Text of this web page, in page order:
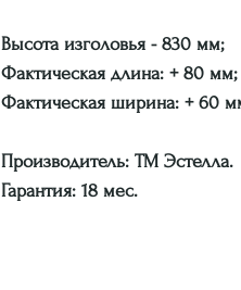
Высота изголовья - 830 мм;
Фактическая длина: + 80 мм;
Фактическая ширина: + 60
Производитель: ТМ Эстелла.
Гарантия: 18 мес.